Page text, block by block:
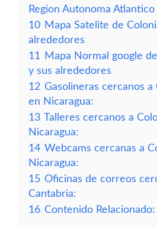
Region Autonoma
10 Mapa Satelite de
alrededores
11
Mapa Normal google
y sus alrededores
12 Gasolineras cercanos a
en Nicaragua:
13 Talleres cercanos a
Nicaragua:
14 Webcams cercanas a
Nicaragua:
15 Oficinas de correos
Cantabria:
16 Contenido Relacionado: